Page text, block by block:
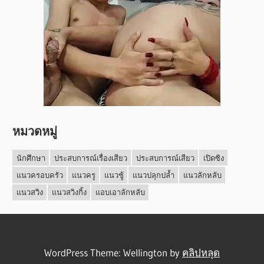
หมวดหมู่
นักศึกษา ประสบการณ์เรื่องเสียว ประสบการณ์เสียว
เปิดซิง
แนวครอบครัว
แนวครู แนวชู้ แนวปลุกปล้ำ
แนวลักหลับ
แนวสวิง
แนวสวิงกิ้ง แอบเอาลักหลับ
WordPress Theme: Wellington by คลิปหลุด